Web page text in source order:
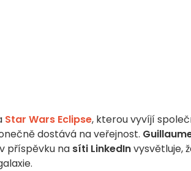
Star Wars Eclipse, kterou vyvíjí
dostává na veřejnost.
příspěvku na síti LinkedInvysvětluje,